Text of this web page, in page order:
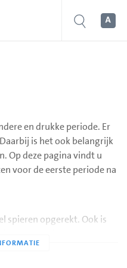
en drukke periode. Er
is het ook belangrijk
Op deze pagina vindt u
voor de eerste periode na
spieren opgerekt. Ook is
de buikspieren hebben